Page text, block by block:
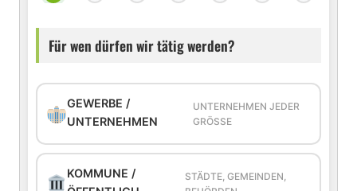
Für wen dürfen wir tätig werden?
GEWERBE /
UNTERNEHMEN
UNTERNEHMEN JEDER
GRÖSSE
KOMMUNE /
STÄDTE, GEMEINDEN,